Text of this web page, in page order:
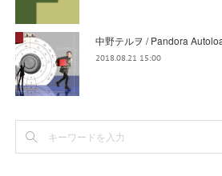
中野テルヲ / Pandora
2018.08.21 15:00